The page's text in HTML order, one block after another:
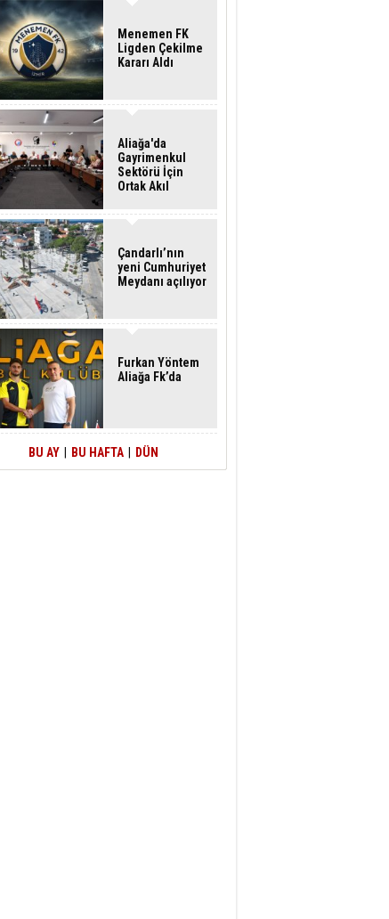
Menemen FK
Ligden Çekilme
Kararı Aldı
Aliağa'da
Gayrimenkul
Sektörü İçin
Ortak Akıl
Çandarlı’nın
yeni Cumhuriyet
Meydanı açılıyor
Furkan Yöntem
Aliağa Fk’da
BU AY BU HAFTA DÜN